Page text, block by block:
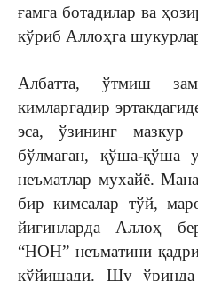
ғамга ботадилар ва
кўриб Аллоҳга
Албатта, ўтмиш
кимларгадир
эса, ўзининг мазкур
бўлмаган, қўша-қўша
неъматлар мухайё.
бир кимсалар тўй,
йиғинларда Аллоҳ
“НОН” неъматини
қўйишади. Шу ўринда